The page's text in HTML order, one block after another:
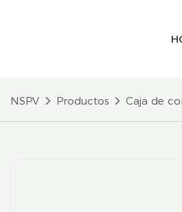
NSPV Productos Caja de